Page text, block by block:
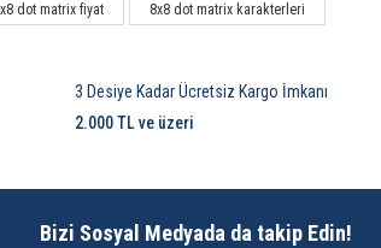
dot matrix fiyat 8x8 dot matrix karakterleri
3 Desiye Kadar Ücretsiz Kargo İmkanı
2.000 TL ve üzeri
Bizi Sosyal Medyada da takip Edin!